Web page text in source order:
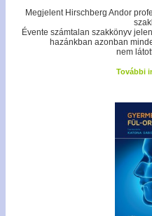
Megjelent Hirschberg Andor
Évente számtalan szakkönyv
hazánkban azonban
nem
További